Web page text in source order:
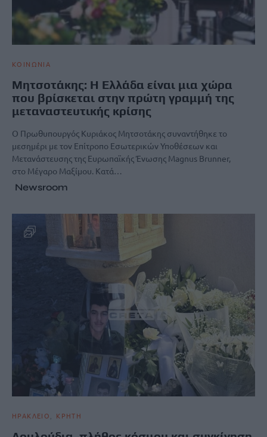
ΚΟΙΝΩΝΙΑ
Μητσοτάκης: Η Ελλάδα είναι μια χώρα
που βρίσκεται στην πρώτη γραμμή της
μεταναστευτικής κρίσης
Ο Πρωθυπουργός Κυριάκος Μητσοτάκης συναντήθηκε το
μεσημέρι με τον Επίτροπο Εσωτερικών Υποθέσεων και
Μετανάστευσης της Ευρωπαϊκής Ένωσης Magnus Brunner,
στο Μέγαρο Μαξίμου. Κατά…
Newsroom
ΗΡΑΚΛΕΙΟ ΚΡΗΤΗ